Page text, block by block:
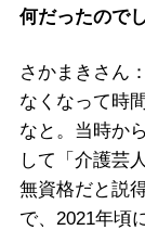
何だったので
さかまきさん
なくなって時
なと。当時か
して「介護芸
無資格だと説
で、2021年頃